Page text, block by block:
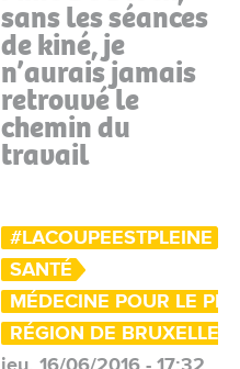
sans les séances
de kiné, je
n’aurais jamais
retrouvé le
chemin du
travail
#LACOUPEESTPLEINE
SANTÉ
MÉDECINE POUR LE
RÉGION DE